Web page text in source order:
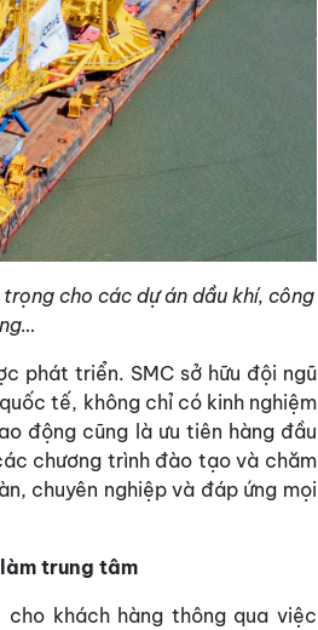
cho các dự án dầu khí, công
phát triển. SMC sở hữu đội ngũ
tế, không chỉ có kinh nghiệm
động cũng là ưu tiên hàng đầu
chương trình đào tạo và chăm
chuyên nghiệp và đáp ứng mọi
trung tâm
khách hàng thông qua việc